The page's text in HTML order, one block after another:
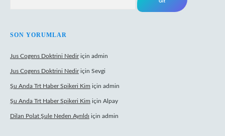
SON YORUMLAR
Jus Cogens Doktrini Nediriçin admin
Jus Cogens Doktrini Nediriçin Sevgi
Şu Anda Trt Haber Spikeri Kim için admin
Şu Anda Trt Haber Spikeri Kim için Alpay
Dilan Polat Şule Neden Ayrıldı için admin